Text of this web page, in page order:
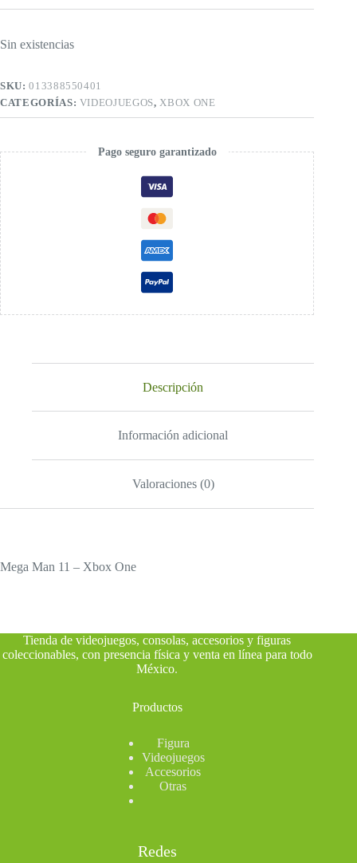
original
actual
Sin existencias
SKU:013388550401
CATEGORÍAS: VIDEOJUEGOS, XBOX ONE
Pago seguro garantizado
Descripción
Información adicional
Valoraciones (0)
Mega Man 11 – Xbox One
Tienda de videojuegos, consolas, accesorios y figuras
coleccionables, con presencia física y venta en línea para todo
México.
Productos
Figura
Videojuegos
Accesorios
Otras
Redes